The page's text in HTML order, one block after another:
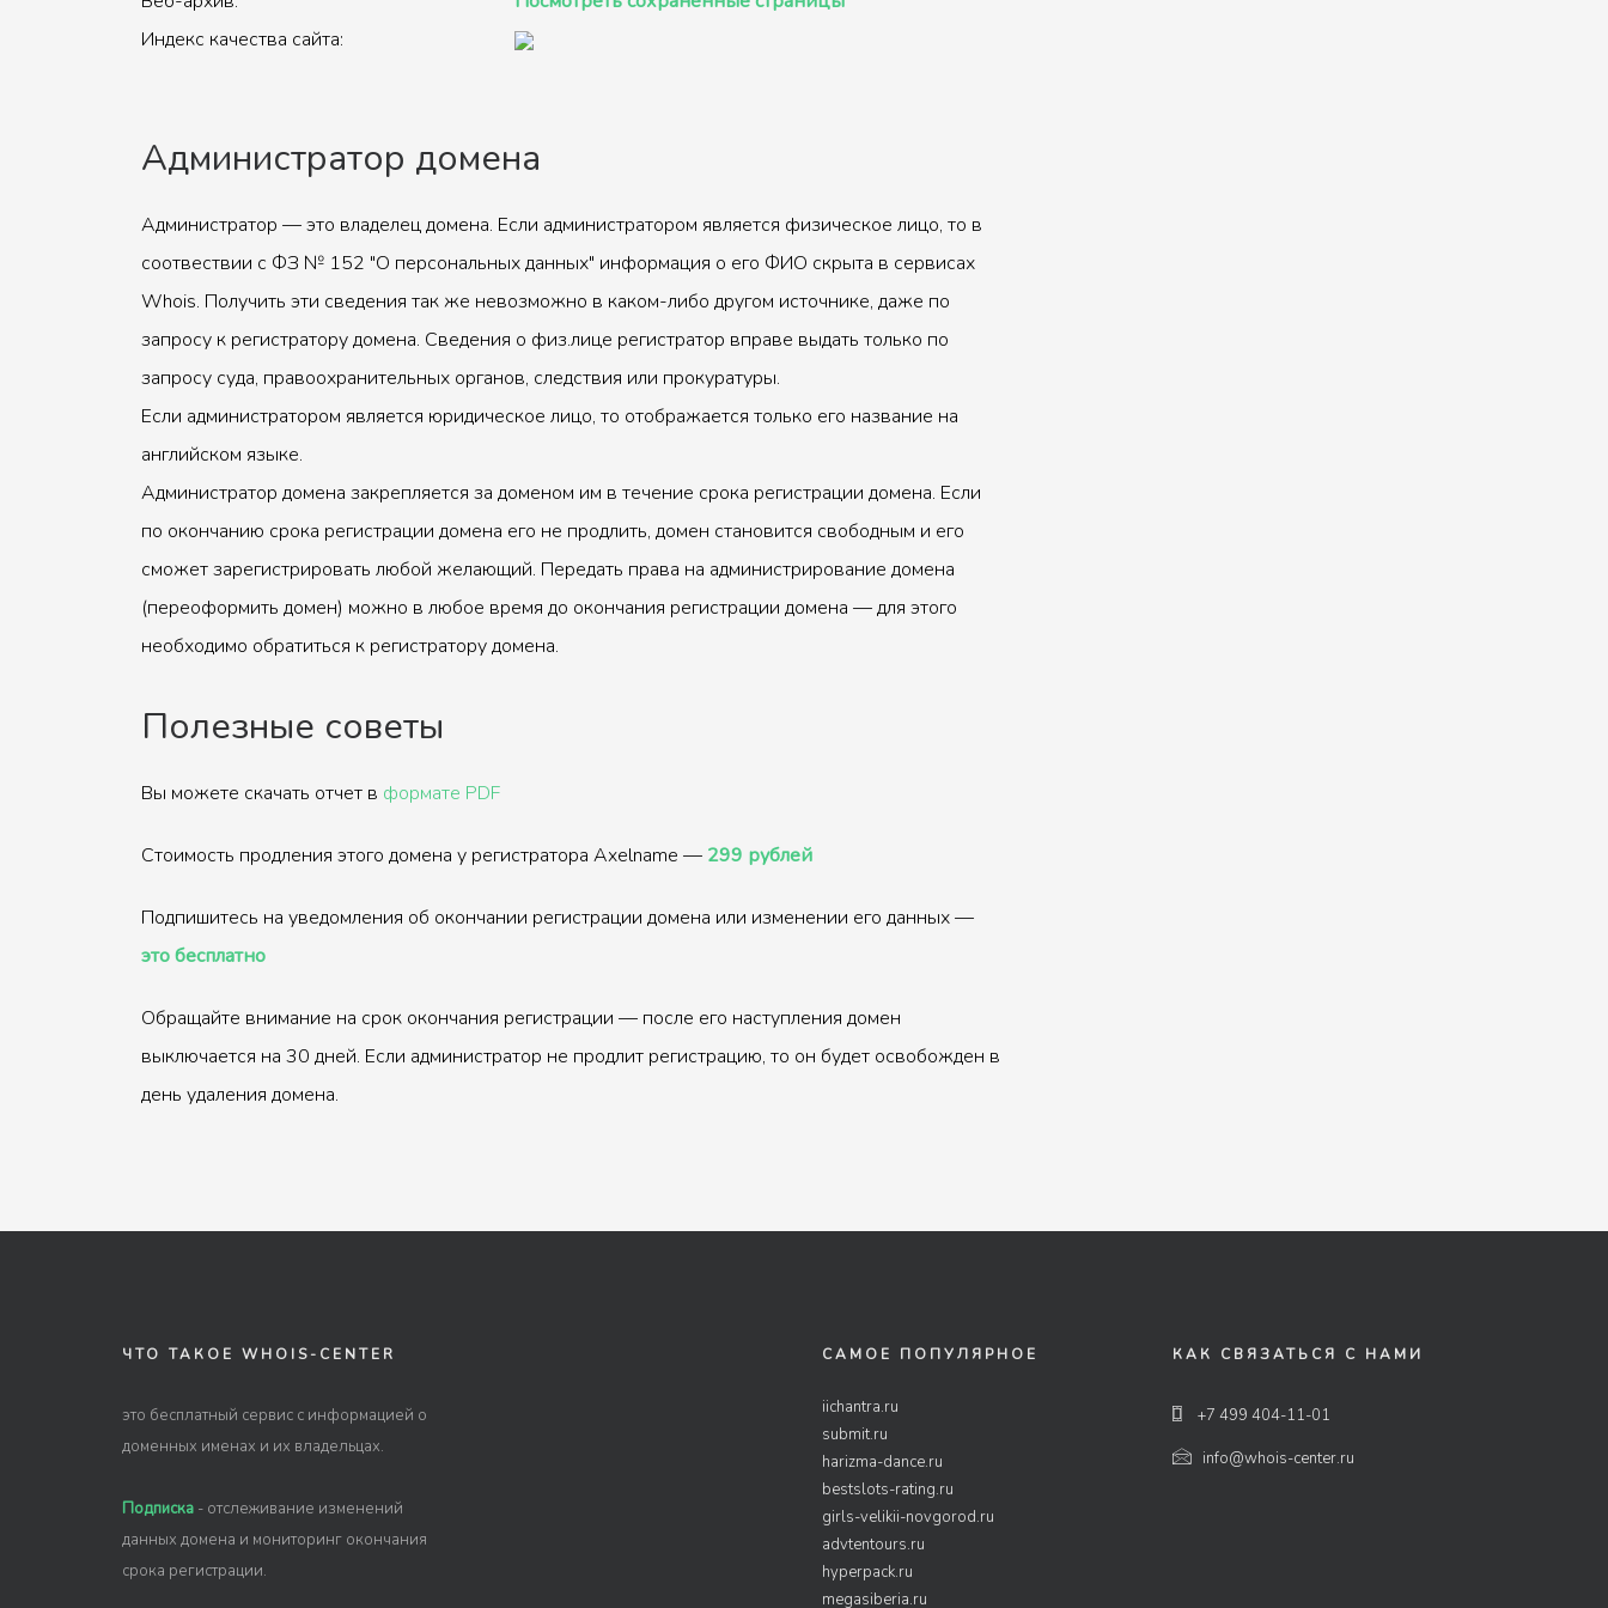
Индекс качества сайта:
Администратор домена
Администратор — это владелец домена. Если администратором является физическое лицо, то в
соотвествии с ФЗ № 152 "О персональных данных" информация о его ФИО скрыта в сервисах
Whois. Получить эти сведения так же невозможно в каком-либо другом источнике, даже по
запросу к регистратору домена. Сведения о физ.лице регистратор вправе выдать только по
запросу суда, правоохранительных органов, следствия или прокуратуры.
Если администратором является юридическое лицо, то отображается только его название на
английском языке.
Администратор домена закрепляется за доменом им в течение срока регистрации домена. Если
по окончанию срока регистрации домена его не продлить, домен становится свободным и его
сможет зарегистрировать любой желающий. Передать права на администрирование домена
(переоформить домен) можно в любое время до окончания регистрации домена — для этого
необходимо обратиться к регистратору домена.
Полезные советы
Вы можете скачать отчет в формате PDF
Стоимость продления этого домена у регистратора Axelname — 299 рублей
Подпишитесь на уведомления об окончании регистрации домена или изменении его данных —
это бесплатно
Обращайте внимание на срок окончания регистрации — после его наступления домен
выключается на 30 дней. Если администратор не продлит регистрацию, то он будет освобожден в
день удаления домена.
ЧТО ТАКОЕ WHOIS-CENTER
это бесплатный сервис с информацией о
доменных именах и их владельцах.
Подписка - отслеживание изменений
данных домена и мониторинг окончания
срока регистрации.
САМОЕ ПОПУЛЯРНОЕ
iichantra.ru
submit.ru
harizma-dance.ru
bestslots-rating.ru
girls-velikii-novgorod.ru
advtentours.ru
hyperpack.ru
megasiberia.ru
КАК СВЯЗАТЬСЯ С НАМИ
+7 499 404-11-01
info@whois-center.ru